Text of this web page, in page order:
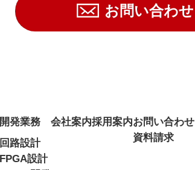
お問い合わせ
開発業務
回路設計
FPGA設計
会社案内採用案内お問い合わせ
資料請求